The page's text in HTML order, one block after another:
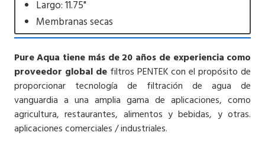
Largo: 11.75"
Membranas secas
Pure Aqua tiene más de 20 años de experiencia como
proveedor global defiltros PENTEK con el propósito de
proporcionar tecnología de filtración de agua de
vanguardia a una amplia gama de aplicaciones, como
agricultura, restaurantes, alimentos y bebidas, y otras.
aplicaciones comerciales / industriales.